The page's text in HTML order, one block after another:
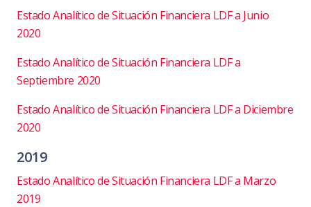
Estado Analítico de Situación Financiera LDF a Junio
2020
Estado Analítico de Situación Financiera LDF a
Septiembre 2020
Estado Analítico de Situación Financiera LDF a Diciembre
2020
2019
Estado Analítico de Situación Financiera LDF a Marzo
2019